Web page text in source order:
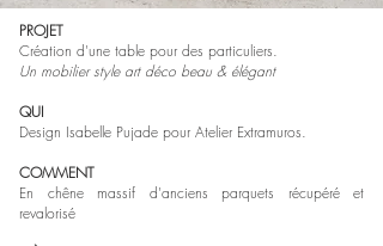
PROJET
Création d'une table pour des particuliers.
Un mobilier style art déco beau & élégant
QUI
Design Isabelle Pujade pour Atelier Extramuros.
COMMENT
En chêne massif d'anciens parquets récupéré et
revalorisé